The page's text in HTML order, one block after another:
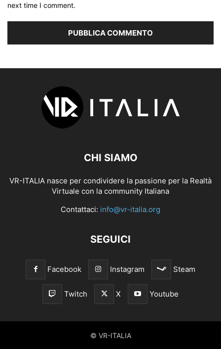
next time I comment.
CHI SIAMO
VR-ITALIA nasce per condividere la passione per la Realtà
Virtuale con la community Italiana
Contattaci: info@vr-italia.org
SEGUICI
Facebook Instagram Steam
Twitch X Youtube
© VR-ITALIA